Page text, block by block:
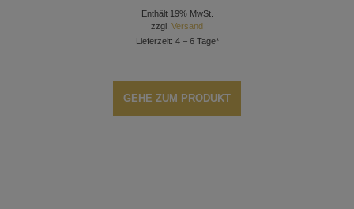
Enthält 19% MwSt.
zzgl.Versand
Lieferzeit: 4 – 6 Tage*
GEHE ZUM PRODUKT